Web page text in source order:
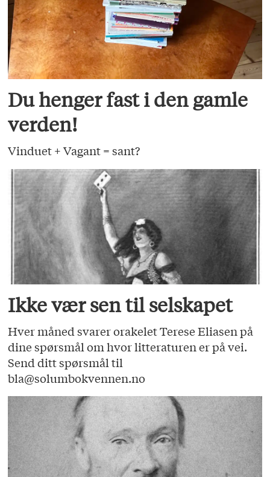
Du henger fast i den gamle
verden!
Vinduet + Vagant = sant?
Ikke vær sen til selskapet
Hver måned svarer orakelet Terese Eliasen på
dine spørsmål om hvor litteraturen er på vei.
Send ditt spørsmål til
bla@solumbokvennen.no